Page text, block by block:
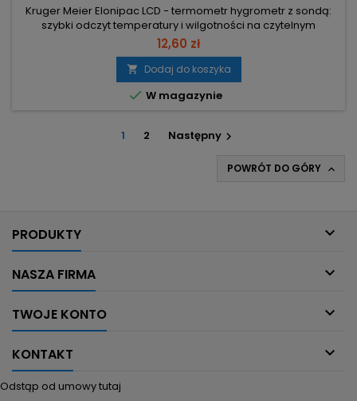
Kruger Meier Elonipac LCD - termometr hygrometr z sondą:
szybki odczyt temperatury i wilgotności na czytelnym
wyświetlaczu. Precyzja 0,1°C przy zakresie temperatur -50–
70°C – dokładne monitorowanie warunków. Zakres
wilgotności 1–99% z dokładnością 1% – pewny pomiar
wilgotności. Sonda 150 cm na elastycznym kablu – pomiar w
dowolnym punkcie terrarium....
12,60 zł
 Dodaj do koszyka
 W magazynie
1 2 Następny 
POWRÓT DO GÓRY 
PRODUKTY 
NASZA FIRMA 
TWOJE KONTO 
KONTAKT 
Odstąp od umowy tutaj